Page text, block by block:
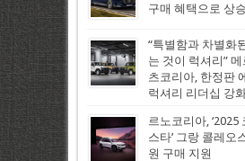
구매 혜택으로 상
“특별함과 차별화
는 것이 럭셔리”
츠코리아, 한정판
럭셔리 리더십 강
르노코리아, ‘2025
스타’ 그랑 콜레오
원 구매 지원